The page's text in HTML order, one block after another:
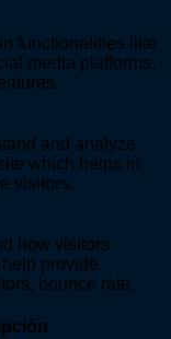
functionalities like
media platforms,
and analyze
which helps in
visitors.
how visitors
provide
bounce rate,